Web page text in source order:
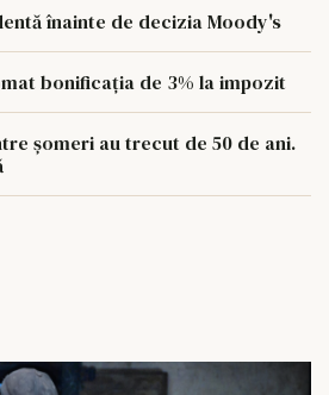
înainte de decizia Moody's
bonificația de 3% la impozit
șomeri au trecut de 50 de ani.